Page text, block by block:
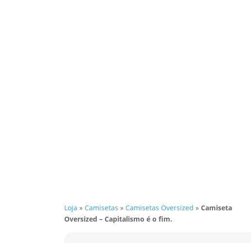
Loja » Camisetas » Camisetas Oversized » Camiseta
Oversized – Capitalismo é o fim.